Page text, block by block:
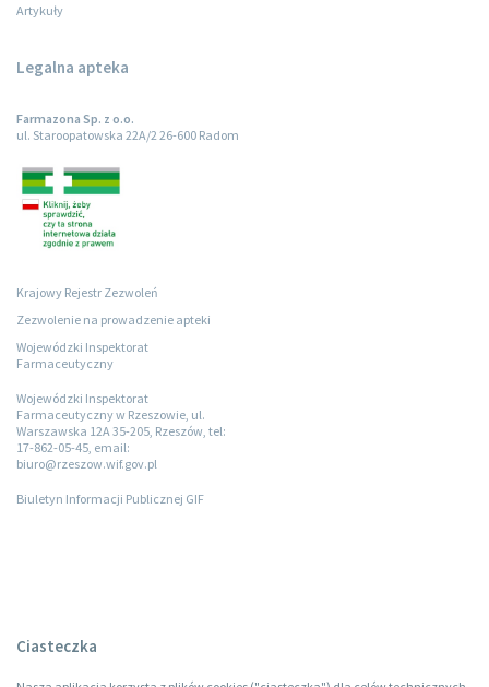
Artykuły
Legalna apteka
Farmazona Sp. z o.o.
ul. Staroopatowska 22A/2 26-600 Radom
Krajowy Rejestr Zezwoleń
Zezwolenie na prowadzenie apteki
Wojewódzki Inspektorat
Farmaceutyczny
Wojewódzki Inspektorat
Farmaceutyczny w Rzeszowie, ul.
Warszawska 12A 35-205, Rzeszów, tel:
17-862-05-45, email:
biuro@rzeszow.wif.gov.pl
Biuletyn Informacji Publicznej GIF
Ciasteczka